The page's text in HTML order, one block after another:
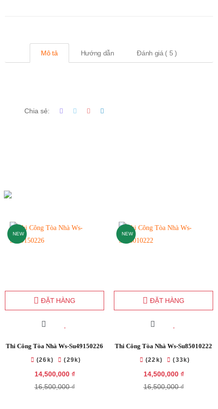
Mô tả Hướng dẫn Đánh giá ( 5 )
Chia sẻ:
NEW
ĐẶT HÀNG
Thi Công Tòa Nhà Ws-Su49150226
(26k) (29k)
14,500,000 ₫
16,500,000 ₫
NEW
ĐẶT HÀNG
Thi Công Tòa Nhà Ws-Su85010222
(22k) (33k)
14,500,000 ₫
16,500,000 ₫